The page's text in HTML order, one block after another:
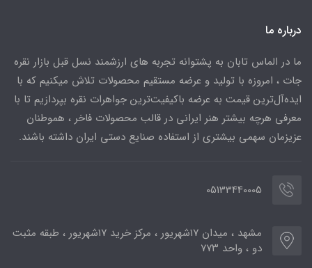
درباره ما
ما در الماس تابان به پشتوانه تجربه های ارزشمند نسل قبل بازار نقره
جات ، امروزه با تولید و عرضه مستقیم محصولات تلاش میکنیم که با
ایده‌آل‌ترین قیمت به عرضه باکیفیت‌ترین جواهرات نقره بپردازیم تا با
معرفی هرچه بیشتر هنر ایرانی در قالب محصولات فاخر ، هموطنان
عزیزمان سهمی بیشتری از استفاده صنایع دستی ایران داشته باشند.
05133440005
مشهد ، میدان ۱۷شهریور ، مرکز خرید ۱۷شهریور ، طبقه مثبت
دو ، واحد ۷۷۳